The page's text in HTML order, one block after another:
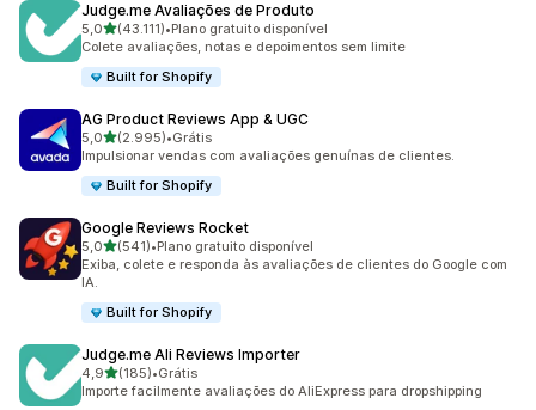
Judge.me Avaliações de Produto
5,0de 5 estrelas
(43.111)
43111 avaliações ao todo
•Plano gratuito disponível
Colete avaliações, notas e depoimentos sem limite
Built for Shopify
AG Product Reviews App & UGC
5,0de 5 estrelas
(2.995)
2995 avaliações ao todo
•Grátis
Impulsionar vendas com avaliações genuínas de clientes.
Built for Shopify
Google Reviews Rocket
5,0de 5 estrelas
(541)
541 avaliações ao todo
•Plano gratuito disponível
Exiba, colete e responda às avaliações de clientes do Google com
IA.
Built for Shopify
Judge.me Ali Reviews Importer
4,9de 5 estrelas
(185)
185 avaliações ao todo
•Grátis
Importe facilmente avaliações do AliExpress para dropshipping